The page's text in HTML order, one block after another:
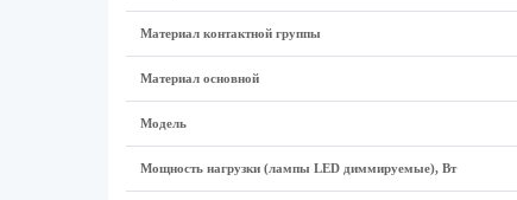
Материал контактной группы
Материал основной
Модель
Мощность нагрузки (лампы LED диммируемые), Вт